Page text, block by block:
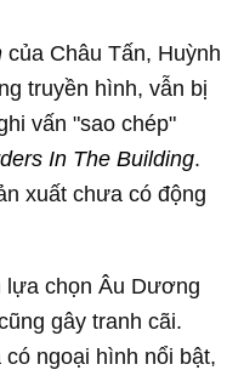
của Châu Tấn, Huỳnh
truyền hình, vẫn bị
vấn "sao chép"
In The Building.
xuất chưa có động
lựa chọn Âu Dương
gây tranh cãi.
ngoại hình nổi bật,